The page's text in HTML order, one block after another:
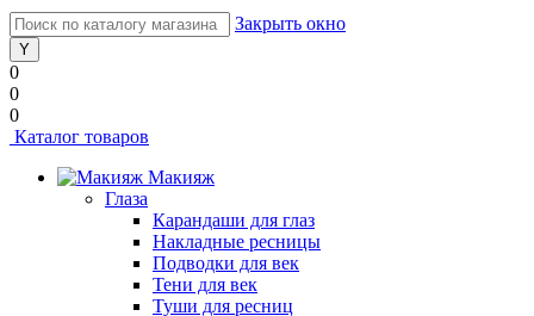
Закрыть окно
0
0
0
Каталог товаров
Макияж
Глаза
Карандаши для глаз
Накладные ресницы
Подводки для век
Тени для век
Туши для ресниц